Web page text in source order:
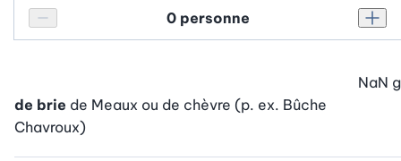
Réduire le nombre de personnes
Personnes
de brie de Meaux ou de chèvre (p. ex. Bûche
Chavroux)
NaN g